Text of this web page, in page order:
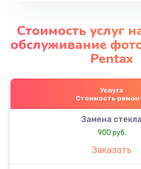
Стоимость услуг
обслуживание
Pentax
Услуга
Стоимость
Замена стекла
900 руб.
Заказать